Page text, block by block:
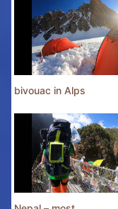
bivouac in Alps